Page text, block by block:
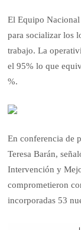
El Equipo
para socializar los
trabajo. La
el 95% lo que
%.
En conferencia de
Teresa Barán,
Intervención y
comprometieron
incorporadas 53